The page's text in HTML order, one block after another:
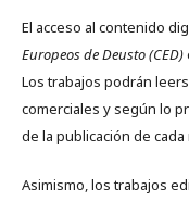
El acceso al contenido
Europeos de Deusto (CED)
Los trabajos podrán
comerciales y según lo
de la publicación de
Asimismo, los trabajos